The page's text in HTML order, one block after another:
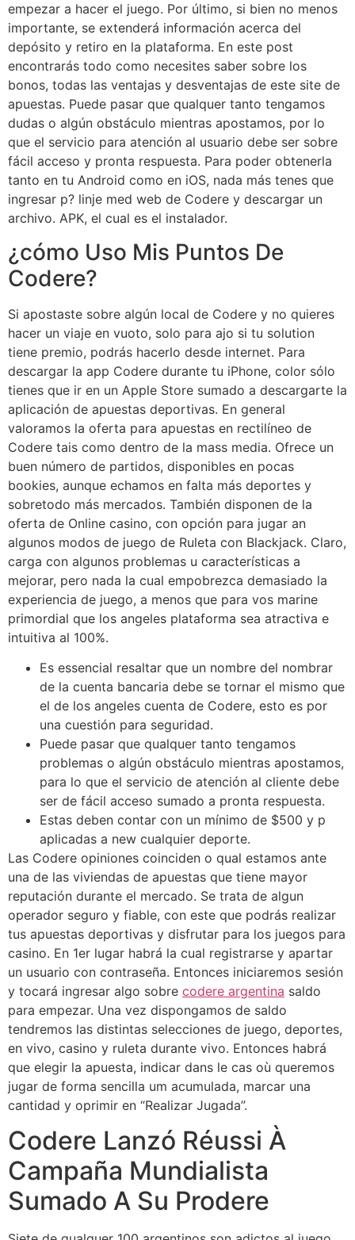
empezar a hacer el juego. Por último, si bien no menos
importante, se extenderá información acerca del
depósito y retiro en la plataforma. En este post
encontrarás todo como necesites saber sobre los
bonos, todas las ventajas y desventajas de este site de
apuestas. Puede pasar que qualquer tanto tengamos
dudas o algún obstáculo mientras apostamos, por lo
que el servicio para atención al usuario debe ser sobre
fácil acceso y pronta respuesta. Para poder obtenerla
tanto en tu Android como en iOS, nada más tenes que
ingresar p? linje med web de Codere y descargar un
archivo. APK, el cual es el instalador.
¿cómo Uso Mis Puntos De
Codere?
Si apostaste sobre algún local de Codere y no quieres
hacer un viaje en vuoto, solo para ajo si tu solution
tiene premio, podrás hacerlo desde internet. Para
descargar la app Codere durante tu iPhone, color sólo
tienes que ir en un Apple Store sumado a descargarte la
aplicación de apuestas deportivas. En general
valoramos la oferta para apuestas en rectilíneo de
Codere tais como dentro de la mass media. Ofrece un
buen número de partidos, disponibles en pocas
bookies, aunque echamos en falta más deportes y
sobretodo más mercados. También disponen de la
oferta de Online casino, con opción para jugar an
algunos modos de juego de Ruleta con Blackjack. Claro,
carga con algunos problemas u características a
mejorar, pero nada la cual empobrezca demasiado la
experiencia de juego, a menos que para vos marine
primordial que los angeles plataforma sea atractiva e
intuitiva al 100%.
Es essencial resaltar que un nombre del nombrar
de la cuenta bancaria debe se tornar el mismo que
el de los angeles cuenta de Codere, esto es por
una cuestión para seguridad.
Puede pasar que qualquer tanto tengamos
problemas o algún obstáculo mientras apostamos,
para lo que el servicio de atención al cliente debe
ser de fácil acceso sumado a pronta respuesta.
Estas deben contar con un mínimo de $500 y p
aplicadas a new cualquier deporte.
Las Codere opiniones coinciden o qual estamos ante
una de las viviendas de apuestas que tiene mayor
reputación durante el mercado. Se trata de algun
operador seguro y fiable, con este que podrás realizar
tus apuestas deportivas y disfrutar para los juegos para
casino. En 1er lugar habrá la cual registrarse y apartar
un usuario con contraseña. Entonces iniciaremos sesión
y tocará ingresar algo sobre codere argentina saldo
para empezar. Una vez dispongamos de saldo
tendremos las distintas selecciones de juego, deportes,
en vivo, casino y ruleta durante vivo. Entonces habrá
que elegir la apuesta, indicar dans le cas où queremos
jugar de forma sencilla um acumulada, marcar una
cantidad y oprimir en “Realizar Jugada”.
Codere Lanzó Réussi À
Campaña Mundialista
Sumado A Su Prodere